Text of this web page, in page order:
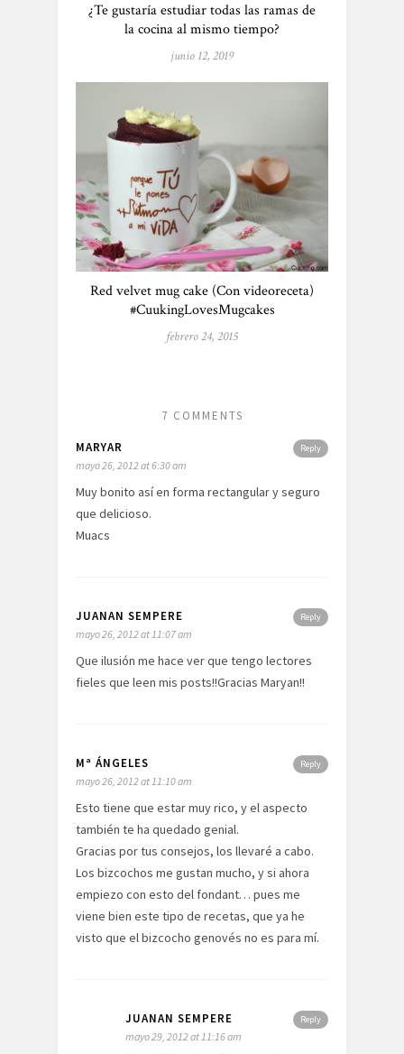
¿Te gustaría estudiar todas las ramas de
la cocina al mismo tiempo?
junio 12, 2019
Red velvet mug cake (Con videoreceta)
#CuukingLovesMugcakes
febrero 24, 2015
7 COMMENTS
Reply
MARYAR
mayo 26, 2012 at 6:30 am
Muy bonito así en forma rectangular y seguro
que delicioso.
Muacs
Reply
JUANAN SEMPERE
mayo 26, 2012 at 11:07 am
Que ilusión me hace ver que tengo lectores
fieles que leen mis posts!!Gracias Maryan!!
Reply
Mª ÁNGELES
mayo 26, 2012 at 11:10 am
Esto tiene que estar muy rico, y el aspecto
también te ha quedado genial.
Gracias por tus consejos, los llevaré a cabo.
Los bizcochos me gustan mucho, y si ahora
empiezo con esto del fondant… pues me
viene bien este tipo de recetas, que ya he
visto que el bizcocho genovés no es para mí.
Reply
JUANAN SEMPERE
mayo 29, 2012 at 11:16 am